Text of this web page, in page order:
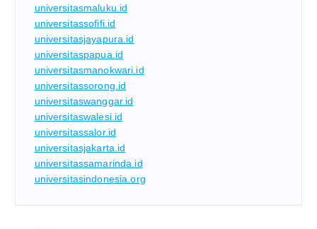
universitasmaluku.id
universitassofifi.id
universitasjayapura.id
universitaspapua.id
universitasmanokwari.id
universitassorong.id
universitaswanggar.id
universitaswalesi.id
universitassalor.id
universitasjakarta.id
universitassamarinda.id
universitasindonesia.org